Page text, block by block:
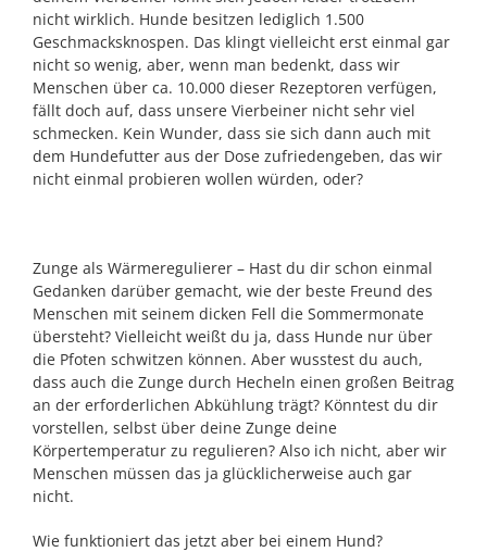
nicht wirklich. Hunde besitzen lediglich 1.500
Geschmacksknospen. Das klingt vielleicht erst einmal gar
nicht so wenig, aber, wenn man bedenkt, dass wir
Menschen über ca. 10.000 dieser Rezeptoren verfügen,
fällt doch auf, dass unsere Vierbeiner nicht sehr viel
schmecken. Kein Wunder, dass sie sich dann auch mit
dem Hundefutter aus der Dose zufriedengeben, das wir
nicht einmal probieren wollen würden, oder?
Zunge als Wärmeregulierer – Hast du dir schon einmal
Gedanken darüber gemacht, wie der beste Freund des
Menschen mit seinem dicken Fell die Sommermonate
übersteht? Vielleicht weißt du ja, dass Hunde nur über
die Pfoten schwitzen können. Aber wusstest du auch,
dass auch die Zunge durch Hecheln einen großen Beitrag
an der erforderlichen Abkühlung trägt? Könntest du dir
vorstellen, selbst über deine Zunge deine
Körpertemperatur zu regulieren? Also ich nicht, aber wir
Menschen müssen das ja glücklicherweise auch gar
nicht.
Wie funktioniert das jetzt aber bei einem Hund?